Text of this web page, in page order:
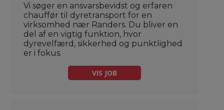
Vi søger en ansvarsbevidst og erfaren
chauffør til dyretransport for en
virksomhed nær Randers. Du bliver en
del af en vigtig funktion, hvor
dyrevelfærd, sikkerhed og punktlighed
er i fokus.
VIS JOB